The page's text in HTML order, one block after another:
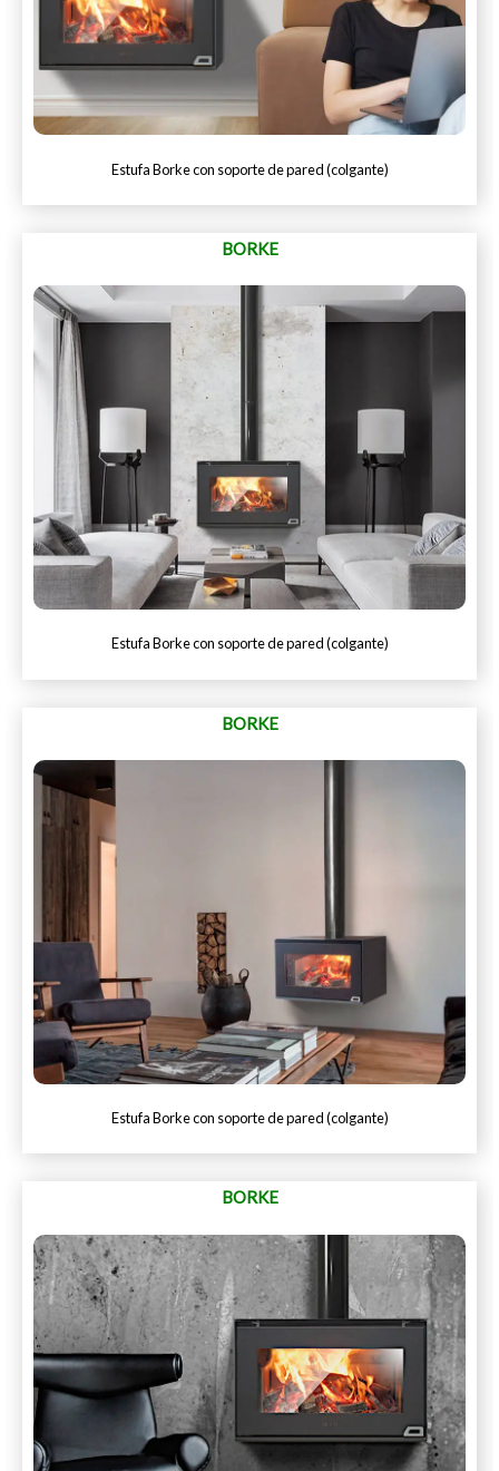
Estufa Borke con soporte de pared (colgante)
BORKE
Estufa Borke con soporte de pared (colgante)
BORKE
Estufa Borke con soporte de pared (colgante)
BORKE